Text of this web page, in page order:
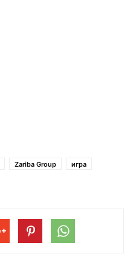
Zariba Group
игра